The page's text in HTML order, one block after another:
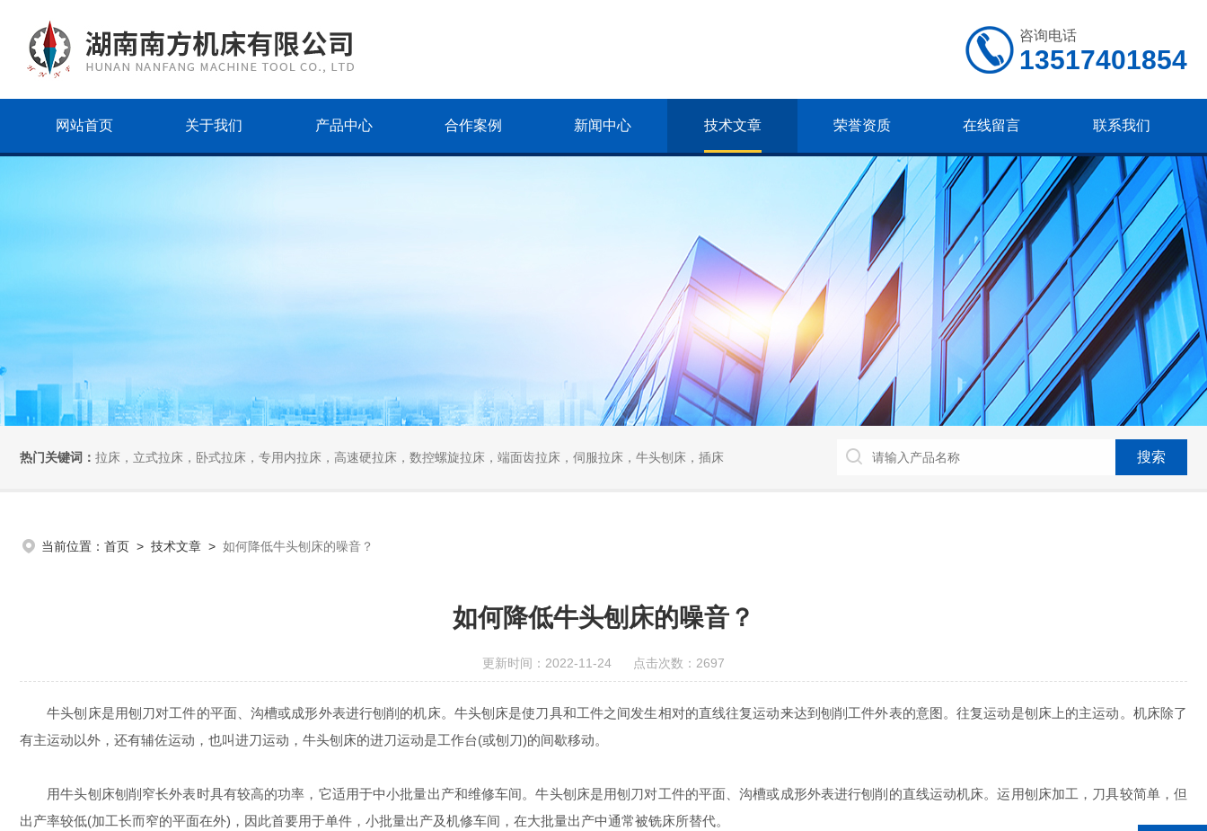
咨询电话
13517401854
网站首页 关于我们 产品中心 合作案例 新闻中心 技术文章 荣誉资质 在线留言 联系我们
热门关键词： 拉床，立式拉床，卧式拉床，专用内拉床，高速硬拉床，数控螺旋拉床，端面齿拉床，伺服拉床，牛头刨床，插床
当前位置： 首页 > 技术文章 > 如何降低牛头刨床的噪音？
如何降低牛头刨床的噪音？
更新时间：2022-11-24 点击次数：2697
牛头刨床是用刨刀对工件的平面、沟槽或成形外表进行刨削的机床。牛头刨床是使刀具和工件之间发生相对的直线往复运动来达到刨削工件外表的意图。往复运动是刨床上的主运动。机床除了
有主运动以外，还有辅佐运动，也叫进刀运动，牛头刨床的进刀运动是工作台(或刨刀)的间歇移动。
用牛头刨床刨削窄长外表时具有较高的功率，它适用于中小批量出产和维修车间。牛头刨床是用刨刀对工件的平面、沟槽或成形外表进行刨削的直线运动机床。运用刨床加工，刀具较简单，但
出产率较低(加工长而窄的平面在外)，因此首要用于单件，小批量出产及机修车间，在大批量出产中通常被铣床所替代。